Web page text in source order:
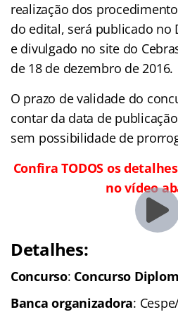
realização dos
do edital, será publicado no
e divulgado no site do
de 18 de dezembro de 2016.
O prazo de validade do
contar da data de
sem possibilidade de
Confira TODOS os
no vídeo
Detalhes:
Concurso: Concurso
Banca organizadora: